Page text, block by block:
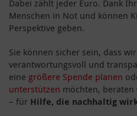
Dabei zählt jeder Euro. Dank
Menschen in Not und können
Perspektive geben.
Sie können sicher sein, dass
verantwortungsvoll und
eine größere Spende planen
unterstützen möchten,
– für Hilfe, die nachhaltig